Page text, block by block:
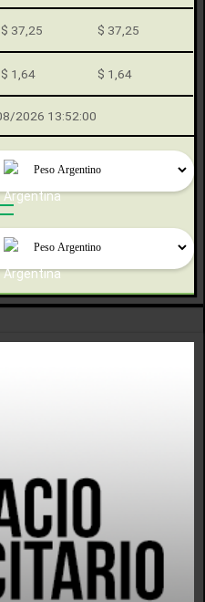
$ 37,25 $ 37,25
$ 1,64 $ 1,64
2026 13:52:00